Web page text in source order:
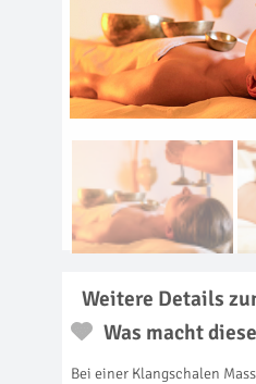
Weitere Details
Was macht
Bei einer Klangschalen